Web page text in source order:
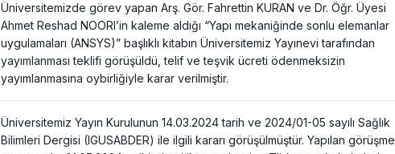
Üniversitemizde görev yapan Arş. Gör. Fahrettin KURAN ve Dr. Öğr. Üyesi
Ahmet Reshad NOORI’in kaleme aldığı “Yapı mekaniğinde sonlu elemanlar
uygulamaları (ANSYS)” başlıklı kitabın Üniversitemiz Yayınevi tarafından
yayımlanması teklifi görüşüldü, telif ve teşvik ücreti ödenmeksizin
yayımlanmasına oybirliğiyle karar verilmiştir.
Üniversitemiz Yayın Kurulunun 14.03.2024 tarih ve 2024/01-05 sayılı Sağlık
Bilimleri Dergisi (IGUSABDER) ile ilgili kararı görüşülmüştür. Yapılan görüşme